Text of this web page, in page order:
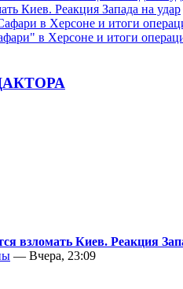
Киев. Реакция Запада на удар
в Херсоне и итоги
взломать Киев. Реакция
— Вчера, 23:09